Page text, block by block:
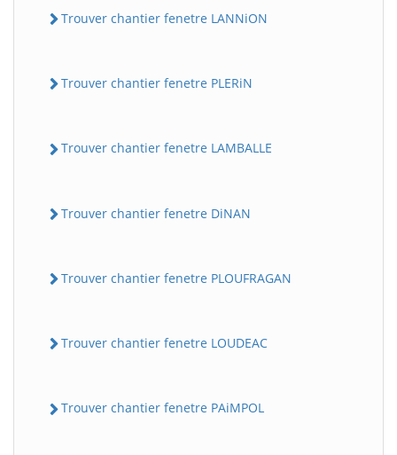
Trouver chantier fenetre LANNiON
Trouver chantier fenetre PLERiN
Trouver chantier fenetre LAMBALLE
Trouver chantier fenetre DiNAN
Trouver chantier fenetre PLOUFRAGAN
Trouver chantier fenetre LOUDEAC
Trouver chantier fenetre PAiMPOL